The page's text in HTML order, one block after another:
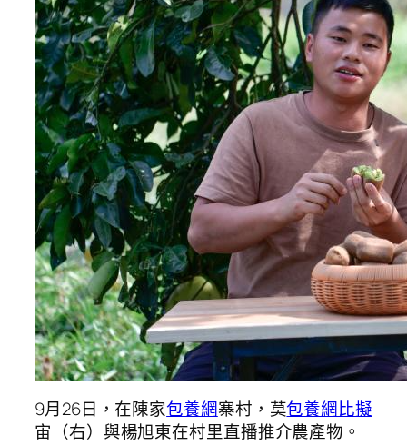
9月26日，在陳家包養網寨村，莫包養網比擬
宙（右）與楊旭東在村里直播推介農產物。